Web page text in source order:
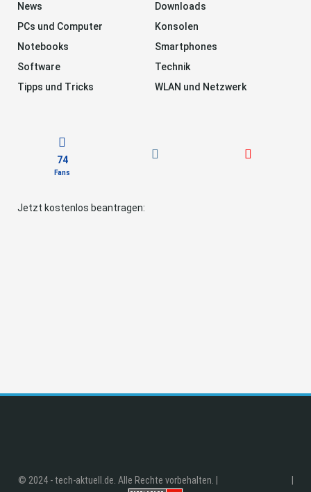
News
Downloads
PCs und Computer
Konsolen
Notebooks
Smartphones
Software
Technik
Tipps und Tricks
WLAN und Netzwerk
74
Fans
Jetzt kostenlos beantragen:
© 2024 - tech-aktuell.de. Alle Rechte vorbehalten. |